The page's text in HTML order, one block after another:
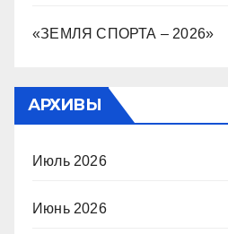
«ЗЕМЛЯ СПОРТА – 2026»
АРХИВЫ
Июль 2026
Июнь 2026